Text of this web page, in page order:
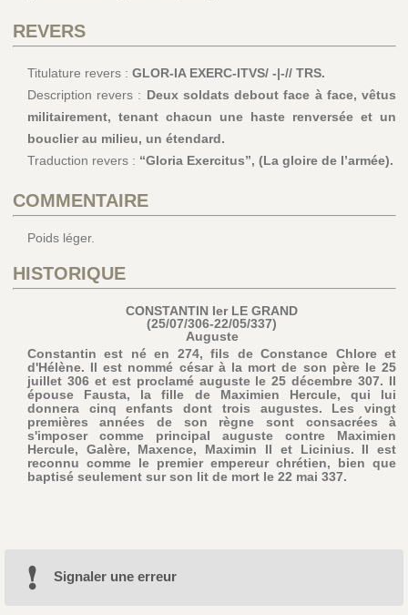
REVERS
Titulature revers : GLOR-IA EXERC-ITVS/ -|-// TRS.
Description revers : Deux soldats debout face à face, vêtus
militairement, tenant chacun une haste renversée et un
bouclier au milieu, un étendard.
Traduction revers : “Gloria Exercitus”, (La gloire de l’armée).
COMMENTAIRE
Poids léger.
HISTORIQUE
CONSTANTIN Ier LE GRAND
(25/07/306-22/05/337)
Auguste
Constantin est né en 274, fils de Constance Chlore et
d'Hélène. Il est nommé césar à la mort de son père le 25
juillet 306 et est proclamé auguste le 25 décembre 307. Il
épouse Fausta, la fille de Maximien Hercule, qui lui
donnera cinq enfants dont trois augustes. Les vingt
premières années de son règne sont consacrées à
s'imposer comme principal auguste contre Maximien
Hercule, Galère, Maxence, Maximin II et Licinius. Il est
reconnu comme le premier empereur chrétien, bien que
baptisé seulement sur son lit de mort le 22 mai 337.
Signaler une erreur